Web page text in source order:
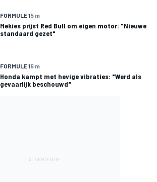
FORMULE 15 m
Mekies prijst Red Bull om eigen motor: "Nieuwe
standaard gezet"
FORMULE 15 m
Honda kampt met hevige vibraties: "Werd als
gevaarlijk beschouwd"